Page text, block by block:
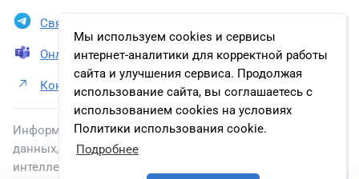
Мы используем cookies и сервисы
интернет-аналитики для корректной работы
сайта и улучшения сервиса. Продолжая
использование сайта, вы соглашаетесь с
использованием cookies на условиях
Политики использования cookie.
Подробнее
Связаться в Telegram
Онлайн презентация
Контакты ООО «Газпромнефть-Сахалин»
Информация, размещенная на сайте, включена в базу
данных, зарегистрированную в Федеральной службе по
интеллектуальной собственности.